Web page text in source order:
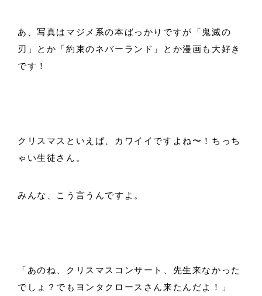
あ、写真はマジメ系の本ばっかりですが「鬼滅の
刃」とか「約束のネバーランド」とか漫画も大好き
です！
クリスマスといえば、カワイイですよね〜！ちっち
ゃい生徒さん。
みんな、こう言うんですよ。
「あのね、クリスマスコンサート、先生来なかった
でしょ？でもヨンタクロースさん来たんだよ！」